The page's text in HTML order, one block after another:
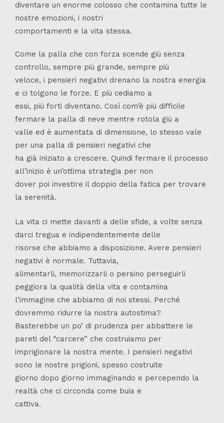
diventare un enorme colosso che contamina tutte le
nostre emozioni, i nostri
comportamenti e la vita stessa.
Come la palla che con forza scende giù senza
controllo, sempre più grande, sempre più
veloce, i pensieri negativi drenano la nostra energia
e ci tolgono le forze. E più cediamo a
essi, più forti diventano. Così com’è più difficile
fermare la palla di neve mentre rotola giù a
valle ed è aumentata di dimensione, lo stesso vale
per una palla di pensieri negativi che
ha già iniziato a crescere. Quindi fermare il processo
all’inizio è un’ottima strategia per non
dover poi investire il doppio della fatica per trovare
la serenità.
La vita ci mette davanti a delle sfide, a volte senza
darci tregua e indipendentemente delle
risorse che abbiamo a disposizione. Avere pensieri
negativi è normale. Tuttavia,
alimentarli, memorizzarli o persino perseguirli
peggiora la qualità della vita e contamina
l’immagine che abbiamo di noi stessi. Perché
dovremmo ridurre la nostra autostima?
Basterebbe un po’ di prudenza per abbattere le
pareti del “carcere” che costruiamo per
imprigionare la nostra mente. I pensieri negativi
sono le nostre prigioni, spesso costruite
giorno dopo giorno immaginando e percependo la
realtà che ci circonda come buia e
cattiva.